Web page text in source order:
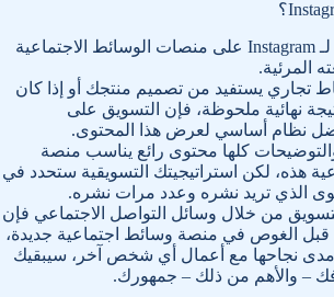
الميزة الأساسية لـ Instagram على منصات الوسائط الاجتماعية
المرئية.
تجاري يستفيد من تصميم منتجك أو إذا كان
نهائية ملحوظة، فإن التسويق على
والتوضيحات كلها محتوى رائع يناسب منصة
هذه، لكن استراتيجيتك التسويقية ستحدد في
الذي تريد نشره وعدد مرات نشره.
من خلال وسائل التواصل الاجتماعي فإن
قبل الغوص في منصة وسائط اجتماعية جديدة،
نجاحها مع أعمال أي شخص آخر، سيبقيك
– والأهم من ذلك – جمهورك.